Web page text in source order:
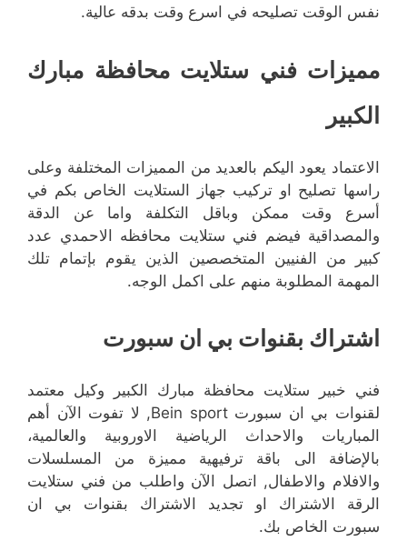
نفس الوقت تصليحه في اسرع وقت بدقه عالية.
مميزات فني ستلايت محافظة مبارك
الكبير
الاعتماد يعود اليكم بالعديد من المميزات المختلفة وعلى
راسها تصليح او تركيب جهاز الستلايت الخاص بكم في
أسرع وقت ممكن وباقل التكلفة واما عن الدقة
والمصداقية فيضم فني ستلايت محافظه الاحمدي عدد
كبير من الفنيين المتخصصين الذين يقوم بإتمام تلك
المهمة المطلوبة منهم على اكمل الوجه.
اشتراك بقنوات بي ان سبورت
فني خبير ستلايت محافظة مبارك الكبير وكيل معتمد
لقنوات بي ان سبورت Bein sport, لا تفوت الآن أهم
المباريات والاحداث الرياضية الاوروبية والعالمية،
بالإضافة الى باقة ترفيهية مميزة من المسلسلات
والافلام والاطفال, اتصل الآن واطلب من فني ستلايت
الرقة الاشتراك او تجديد الاشتراك بقنوات بي ان
سبورت الخاص بك.